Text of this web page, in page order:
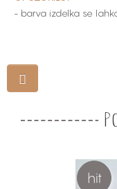
- barva izdelka se
hit